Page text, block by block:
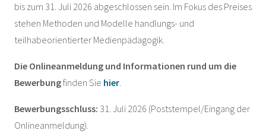
bis zum 31. Juli 2026 abgeschlossen sein. Im Fokus des Preises
stehen Methoden und Modelle handlungs- und
teilhabeorientierter Medienpädagogik.
Die Onlineanmeldung und Informationen rund um die
Bewerbungfinden Sie hier.
Bewerbungsschluss: 31. Juli 2026 (Poststempel/Eingang der
Onlineanmeldung).